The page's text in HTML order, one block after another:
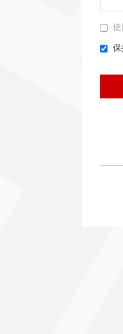
使
保